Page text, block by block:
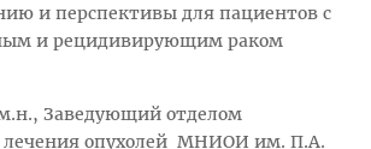
и перспективы для пациентов с
и рецидивирующим раком
Заведующий отделом
опухолей МНИОИ им. П.А.